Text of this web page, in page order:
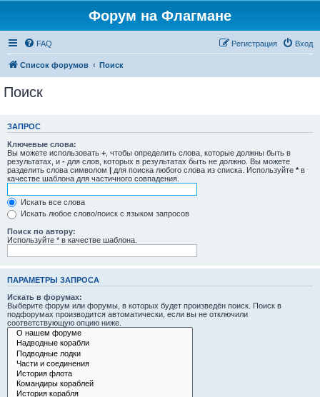
Форум на Флагмане
FAQ Вход
Регистрация
Список форумов Поиск
Поиск
ЗАПРОС
Ключевые слова:
Вы можете использовать + , чтобы определить слова, которые должны быть в
результатах, и - для слов, которых в результатах быть не должно. Вы можете
разделить слова символом | для поиска любого слова из списка. Используйте * в
качестве шаблона для частичного совпадения.
Искать все слова
Искать любое слово/поиск с языком запросов
Поиск по автору:
Используйте * в качестве шаблона.
ПАРАМЕТРЫ ЗАПРОСА
Искать в форумах:
Выберите форум или форумы, в которых будет произведён поиск. Поиск в
подфорумах производится автоматически, если вы не отключили
соответствующую опцию ниже.